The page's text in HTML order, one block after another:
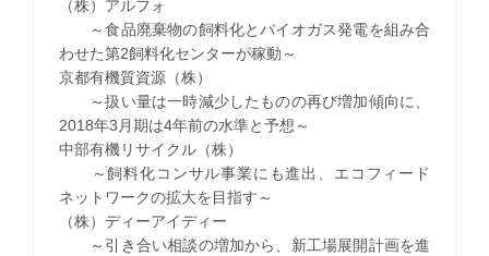
（株）アルフォ
～食品廃棄物の飼料化とバイオガス発電を組み合
わせた第2飼料化センターが稼動～
京都有機質資源（株）
～扱い量は一時減少したものの再び増加傾向に、
2018年3月期は4年前の水準と予想～
中部有機リサイクル（株）
～飼料化コンサル事業にも進出、エコフィード
ネットワークの拡大を目指す～
（株）ディーアイディー
～引き合い相談の増加から、新工場展開計画を進